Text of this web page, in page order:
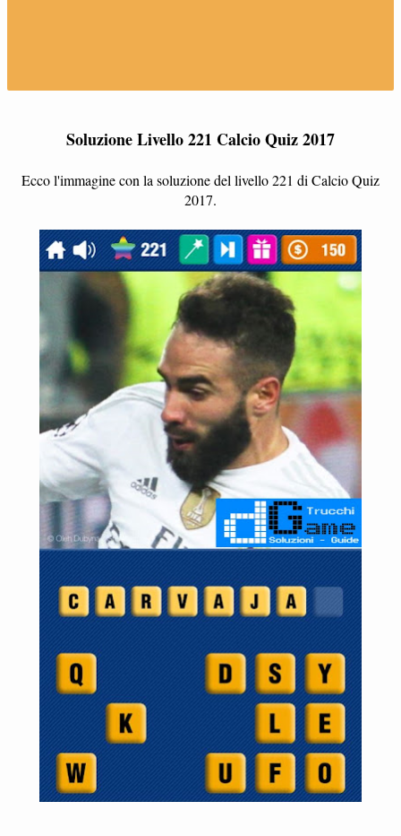
Soluzione Livello 221 Calcio Quiz 2017
Ecco l'immagine con la soluzione del livello 221 di Calcio Quiz
2017.